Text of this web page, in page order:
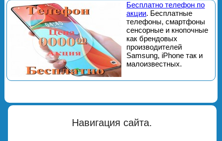
Бесплатно телефон по
акции. Бесплатные
телефоны, смартфоны
сенсорные и кнопочные
как брендовых
производителей
Samsung, iPhone так и
малоизвестных.
Навигация сайта.